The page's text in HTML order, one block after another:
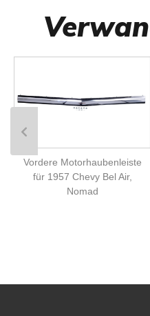
Vordere Motorhaubenleiste
für 1957 Chevy Bel Air,
Nomad